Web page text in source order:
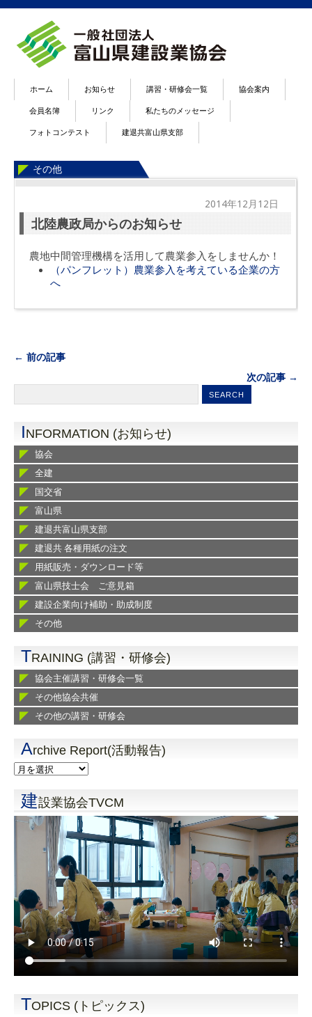
ホーム お知らせ 講習・研修会一覧 協会案内
会員名簿 リンク 私たちのメッセージ
フォトコンテスト 建退共富山県支部
その他
2014年12月12日
北陸農政局からのお知らせ
農地中間管理機構を活用して農業参入をしませんか！
（パンフレット）農業参入を考えている企業の方
へ
← 前の記事
次の記事 →
INFORMATION (お知らせ)
協会
全建
国交省
富山県
建退共富山県支部
建退共 各種用紙の注文
用紙販売・ダウンロード等
富山県技士会 ご意見箱
建設企業向け補助・助成制度
その他
TRAINING (講習・研修会)
協会主催講習・研修会一覧
その他協会共催
その他の講習・研修会
Archive Report(活動報告)
建設業協会TVCM
TOPICS (トピックス)